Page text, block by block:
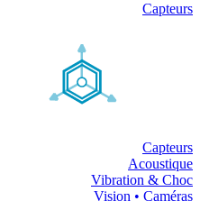
Capteurs
Capteurs
Acoustique
Vibration & Choc
Vision • Caméras